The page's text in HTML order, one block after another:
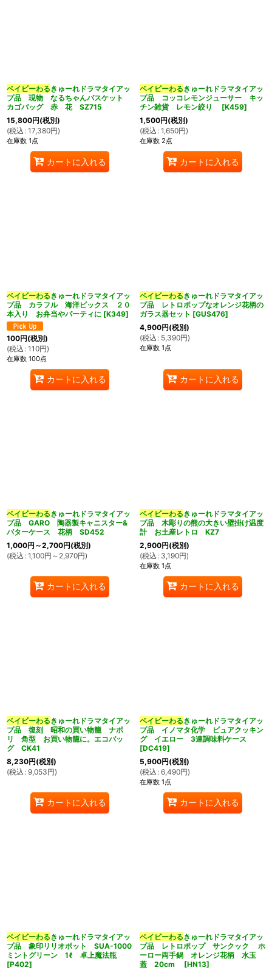
ベイビーわるきゅーれドラマタイアッ
プ品 現物 なるちゃんバスケット
カゴバッグ 赤 花 SZ715
15,800円(税別)
(税込 : 17,380円)
在庫数 1点
カートに入れる
ベイビーわるきゅーれドラマタイアッ
プ品 コッコレモンジューサー キッ
チン雑貨 レモン絞り
[K459]
1,500円(税別)
(税込 : 1,650円)
在庫数 2点
カートに入れる
ベイビーわるきゅーれドラマタイアッ
プ品 カラフル 海洋ピックス ２０
本入り お弁当やパーティに [K349]
100円(税別)
(税込 : 110円)
在庫数 100点
カートに入れる
ベイビーわるきゅーれドラマタイアッ
プ品 レトロポップなオレンジ花柄の
ガラス器セット [GUS476]
4,900円(税別)
(税込 : 5,390円)
在庫数 1点
カートに入れる
ベイビーわる きゅーれドラマタイアッ
プ品 GARO 陶器製キャニスター&
バターケース 花柄 SD452
1,000円 ～2,700円(税別)
(税込 : 1,100円 ～2,970円)
カートに入れる
ベイビーわる きゅーれドラマタイアッ
プ品 木彫りの熊の大きい壁掛け温度
計 お土産レトロ KZ7
2,900円(税別)
(税込 : 3,190円)
在庫数 1点
カートに入れる
ベイビーわる きゅーれドラマタイアッ
プ品 復刻 昭和の買い物籠 ナポ
リ 角型 お買い物籠に。エコバッ
グ CK41
8,230円(税別)
(税込 : 9,053円)
カートに入れる
ベイビーわる きゅーれドラマタイアッ
プ品 イノマタ化学 ピュアクッキン
グ イエロー 3連調味料ケース
[DC419]
5,900円(税別)
(税込 : 6,490円)
在庫数 1点
カートに入れる
ベイビーわる きゅーれドラマタイアッ
プ品 象印リリオポット SUA-1000
ミントグリーン 1ℓ 卓上魔法瓶
[P402]
ベイビーわる きゅーれドラマタイアッ
プ品 レトロポップ サンクック ホ
ーロー両手鍋 オレンジ花柄 水玉
蓋 20cm
[HN13]